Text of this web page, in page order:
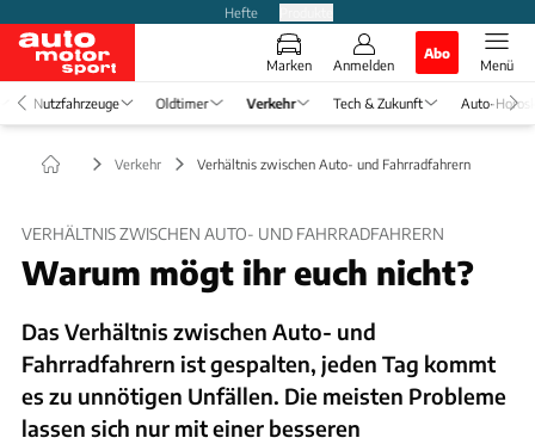
Hefte
Marken Anmelden
Abo
Menü
Nutzfahrzeuge Oldtimer Verkehr Tech & Zukunft Auto-
Verkehr Verhältnis zwischen Auto- und Fahrradfahrern
VERHÄLTNIS ZWISCHEN AUTO- UND FAHRRADFAHRERN
Warum mögt ihr euch nicht?
Das Verhältnis zwischen Auto- und
Fahrradfahrern ist gespalten, jeden Tag kommt
es zu unnötigen Unfällen. Die meisten Probleme
lassen sich nur mit einer besseren